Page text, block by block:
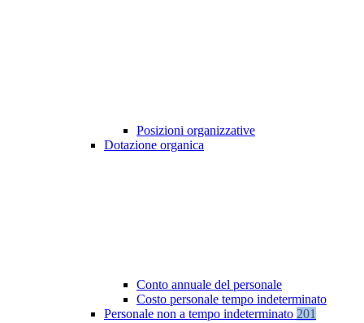
Posizioni organizzative
Dotazione organica
Conto annuale del personale
Costo personale tempo indeterminato
Personale non a tempo indeterminato 201